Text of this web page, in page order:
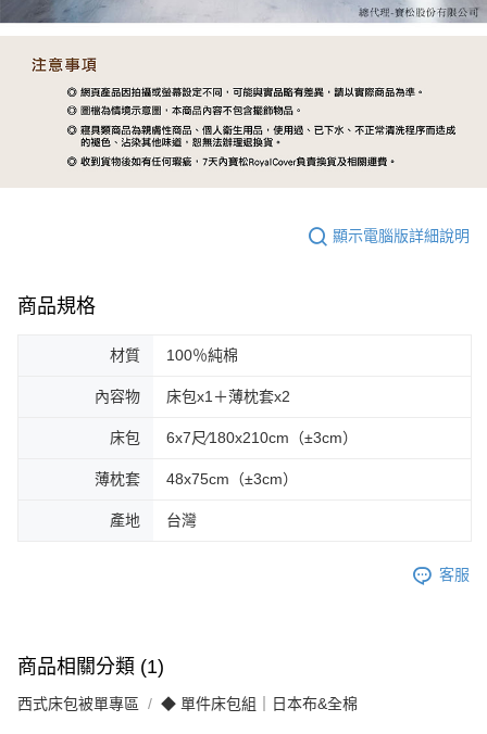
顯示電腦版詳細說明
商品規格
材質 100％純棉
內容物 床包x1＋薄枕套x2
床包 6x7尺∕180x210cm（±3cm）
薄枕套 48x75cm（±3cm）
產地 台灣
客服
商品相關分類 (1)
西式床包被單專區 ◆ 單件床包組｜日本布&全棉